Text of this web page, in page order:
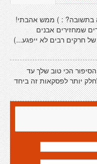
בתשובה? : ) ממש אהבתי!
שמחזירים אבנים
של חרקים רבים לא ייפגע...)
הכי טוב שלך עד
יותר לפסקאות זה ביחד